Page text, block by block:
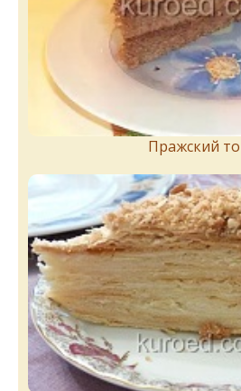
Пражский